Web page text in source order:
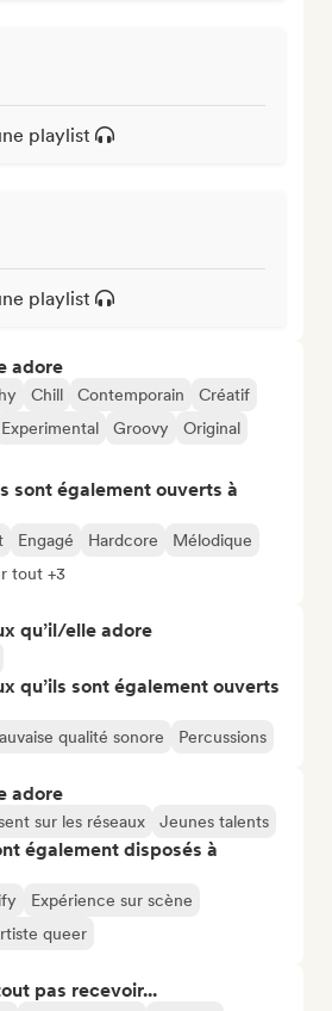
playlist
playlist
adore
Chill Contemporain
Créatif
Experimental Groovy
Original
sont également ouverts à
Engagé Hardcore
Mélodique
tout +3
qu’il/elle adore
qu’ils sont également ouverts
qualité sonore Percussions
adore
sur les réseaux Jeunes talents
également disposés à
Expérience sur scène
queer
pas recevoir...